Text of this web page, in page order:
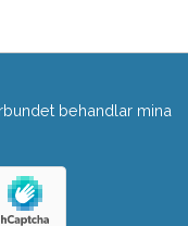
behandlar mina